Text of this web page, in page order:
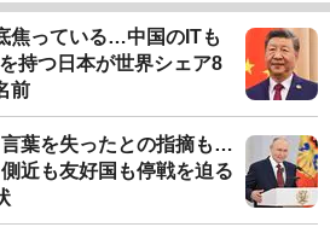
焦っている…中国のITも
持つ日本が世界シェア8
前
葉を失ったとの指摘も…
近も友好国も停戦を迫る